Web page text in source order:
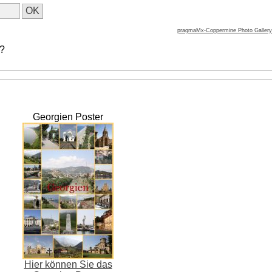
pragmaMx-Coppermine Photo Gallery
Georgien Poster
Hier können Sie das